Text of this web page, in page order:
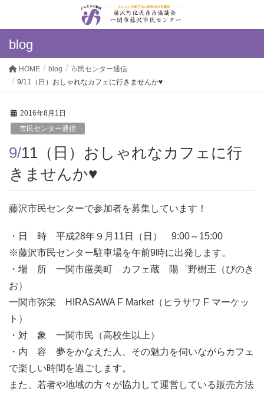
blog
HOME blog
市民センター通信
9/11（日）おしゃれなカフェに行きませんか♥
2016年8月1日
市民センター通信
9/11（日）おしゃれなカフェに行
きませんか♥
藤沢市民センターで参加者を募集しています！
・日 時 平成28年９月11日（日） 9:00～15:00
※藤沢市民センター駐車場を午前9時に出発します。
・場 所 一関市厳美町 カフェ蔵 陽゜野樹王（ぴのき
お）
一関市弥栄 HIRASAWA F Market（ヒラサワ F マーケッ
ト）
・対 象 一関市民（高校生以上）
・内 容 夢をかなえた人、その魅力を伺いながらカフェ
で楽しい時間を過ごします。
また、若者や地域の方々が協力して運営している販売方法